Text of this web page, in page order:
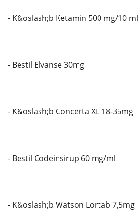
- K&oslash;b Ketamin 500 mg/10 ml
- Bestil Elvanse 30mg
- K&oslash;b Concerta XL 18-36mg
- Bestil Codeinsirup 60 mg/ml
- K&oslash;b Watson Lortab 7,5mg